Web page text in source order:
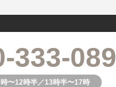
333-089
〜12時半／13時半〜17時